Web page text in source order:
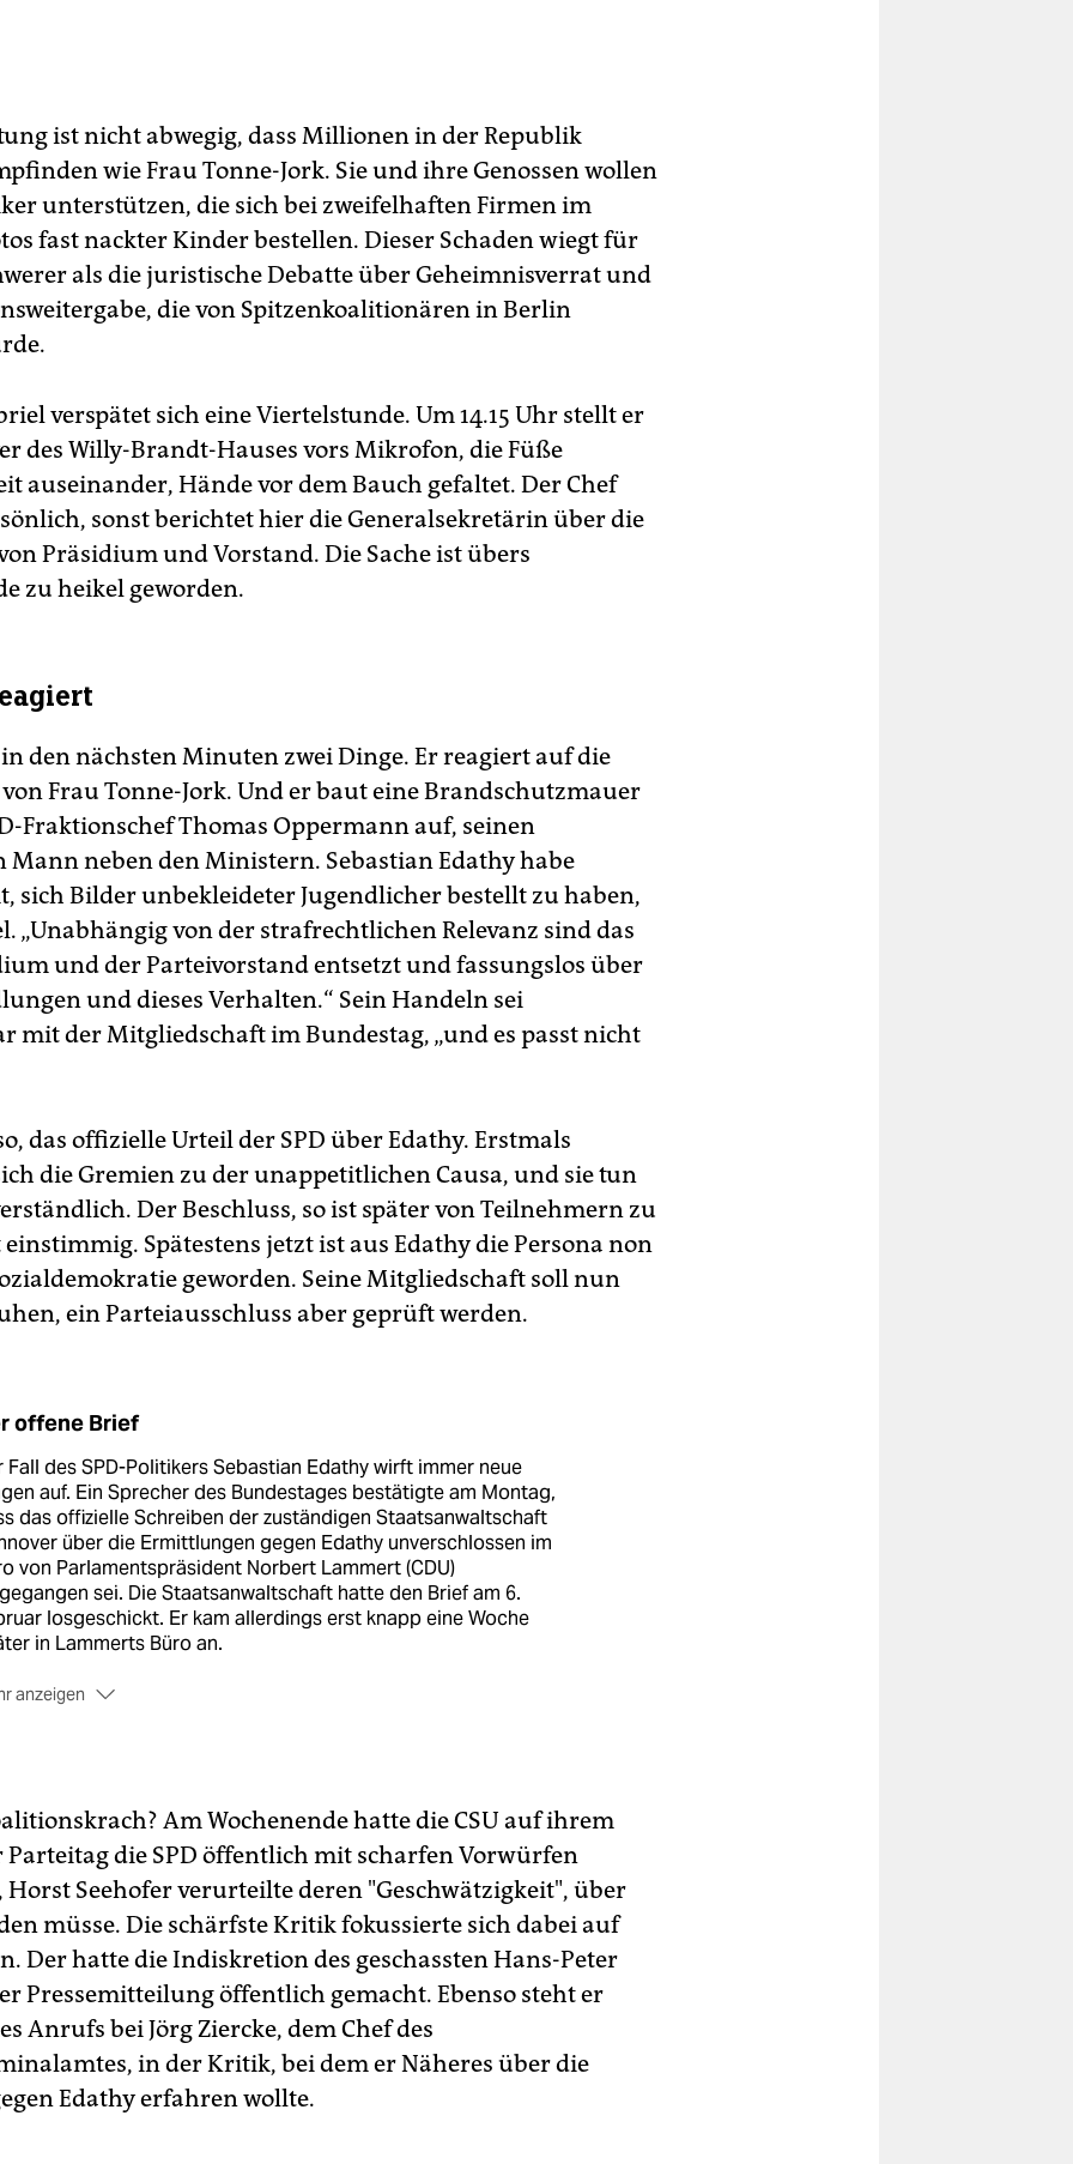
ist nicht abwegig, dass Millionen in der Republik
wie Frau Tonne-Jork. Sie und ihre Genossen wollen
unterstützen, die sich bei zweifelhaften Firmen im
fast nackter Kinder bestellen. Dieser Schaden wiegt für
als die juristische Debatte über Geheimnisverrat und
die von Spitzenkoalitionären in Berlin
verspätet sich eine Viertelstunde. Um 14.15 Uhr stellt er
des Willy-Brandt-Hauses vors Mikrofon, die Füße
auseinander, Hände vor dem Bauch gefaltet. Der Chef
sonst berichtet hier die Generalsekretärin über die
Präsidium und Vorstand. Die Sache ist übers
zu heikel geworden.
den nächsten Minuten zwei Dinge. Er reagiert auf die
Frau Tonne-Jork. Und er baut eine Brandschutzmauer
Fraktionschef Thomas Oppermann auf, seinen
Mann neben den Ministern. Sebastian Edathy habe
sich Bilder unbekleideter Jugendlicher bestellt zu haben,
„Unabhängig von der strafrechtlichen Relevanz sind das
und der Parteivorstand entsetzt und fassungslos über
und dieses Verhalten.“ Sein Handeln sei
mit der Mitgliedschaft im Bundestag, „und es passt nicht
das offizielle Urteil der SPD über Edathy. Erstmals
die Gremien zu der unappetitlichen Causa, und sie tun
Der Beschluss, so ist später von Teilnehmern zu
Spätestens jetzt ist aus Edathy die Persona non
geworden. Seine Mitgliedschaft soll nun
ein Parteiausschluss aber geprüft werden.
offene Brief
Fall des SPD-Politikers Sebastian Edathy wirft immer neue
auf. Ein Sprecher des Bundestages bestätigte am Montag,
das offizielle Schreiben der zuständigen Staatsanwaltschaft
über die Ermittlungen gegen Edathy unverschlossen im
von Parlamentspräsident Norbert Lammert (CDU)
sei. Die Staatsanwaltschaft hatte den Brief am 6.
losgeschickt. Er kam allerdings erst knapp eine Woche
in Lammerts Büro an.
anzeigen
worden, der das Datum 11.02.2014 trage. „Die
hat eine Kopie des Umschlags an die
Hannover mit der Bitte übermittelt, zur
beizutragen“, sagte der Sprecher. DerSpiegelhatte
Ermittler mit den Worten zitiert: „Wir gehen davon aus, dass
den Brief abgegriffen hat.“
Am Wochenende hatte die CSU auf ihrem
Parteitag die SPD öffentlich mit scharfen Vorwürfen
Horst Seehofer verurteilte deren "Geschwätzigkeit", über
müsse. Die schärfste Kritik fokussierte sich dabei auf
Der hatte die Indiskretion des geschassten Hans-Peter
Pressemitteilung öffentlich gemacht. Ebenso steht er
Anrufs bei Jörg Ziercke, dem Chef des
in der Kritik, bei dem er Näheres über die
Edathy erfahren wollte.